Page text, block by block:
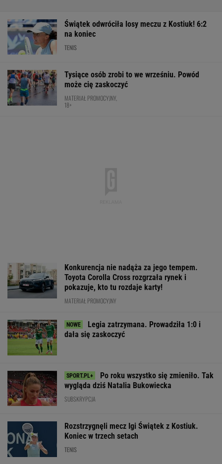
Świątek odwróciła losy meczu z Kostiuk! 6:2
na koniec
TENIS
Tysiące osób zrobi to we wrześniu. Powód
może cię zaskoczyć
MATERIAŁ PROMOCYJNY,
18+
Konkurencja nie nadąża za jego tempem.
Toyota Corolla Cross rozgrzała rynek i
pokazuje, kto tu rozdaje karty!
MATERIAŁ PROMOCYJNY
Legia zatrzymana. Prowadziła 1:0 i
dała się zaskoczyć
Po roku wszystko się zmieniło. Tak
wygląda dziś Natalia Bukowiecka
SUBSKRYPCJA
Rozstrzygnęli mecz Igi Świątek z Kostiuk.
Koniec w trzech setach
TENIS